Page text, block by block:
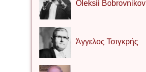
Oleksii Bobrovnikov
Άγγελος Τσιγκρής